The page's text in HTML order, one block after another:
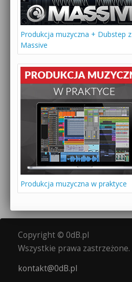
Produkcja muzyczna + Dubstep z
Massive
Produkcja muzyczna w praktyce
Copyright © 0dB.pl
Wszystkie prawa zastrzeżone.
kontakt@0dB.pl